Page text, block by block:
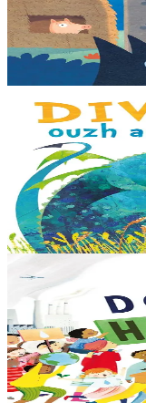
Ur wech e oa tri
deiz koulskoude e voe
savet a-ratozh evit ar
Bannoù-heol
Diwallit ouzh an
Dreistordinal eo ti
amezeien plijus-tre.
al loened all dezhi. Ha...
Er stok13,00 €
Bannoù-heol
Un douar evit an
Bras-divent eo hor
deus ouzhin hag
den war hor planedenn